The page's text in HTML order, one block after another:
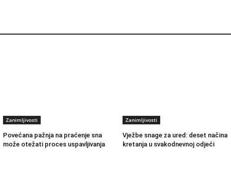
Zanimljivosti
Povećana pažnja na praćenje sna
može otežati proces uspavljivanja
Zanimljivosti
Vježbe snage za ured: deset načina
kretanja u svakodnevnoj odjeći